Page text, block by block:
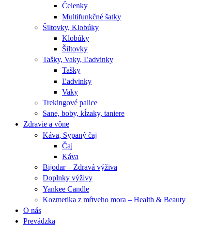
Čelenky
Multifunkčné šatky
Šiltovky, Klobúky
Klobúky
Šiltovky
Tašky, Vaky, Ľadvinky
Tašky
Ľadvinky
Vaky
Trekingové palice
Sane, boby, kĺzaky, taniere
Zdravie a vône
Káva, Sypaný čaj
Čaj
Káva
Bijodar – Zdravá výživa
Doplnky výživy
Yankee Candle
Kozmetika z mŕtveho mora – Health & Beauty
O nás
Prevádzka